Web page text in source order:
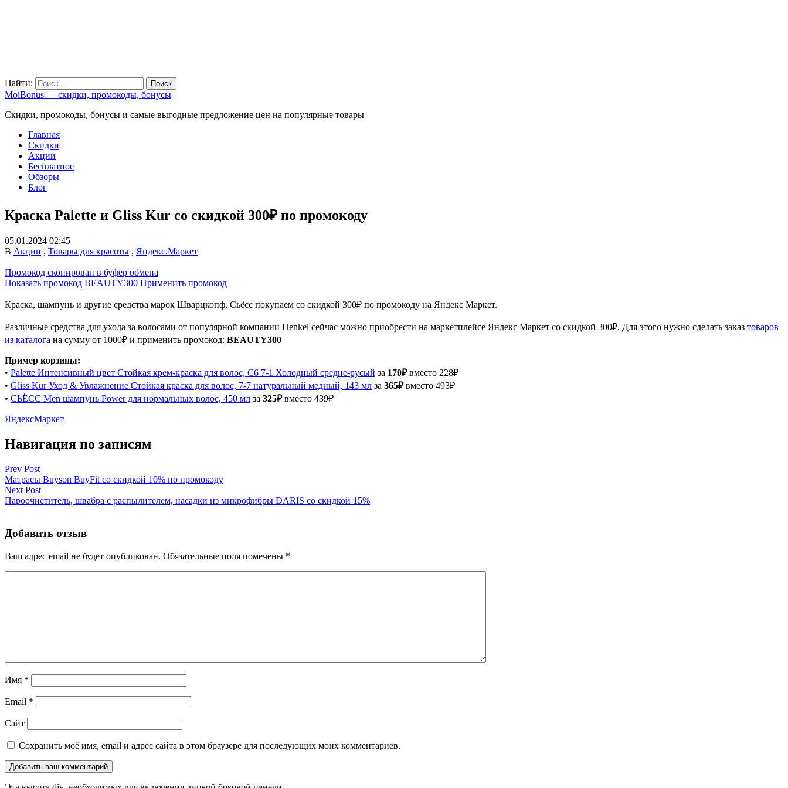
Найти:
MoiBonus — скидки, промокоды, бонусы
Скидки, промокоды, бонусы и самые выгодные предложение цен на популярные товары
Главная
Скидки
Акции
Бесплатное
Обзоры
Блог
Краска Palette и Gliss Kur со скидкой 300₽ по промокоду
05.01.2024 02:45
В Акции , Товары для красоты , Яндекс.Маркет
Промокод скопирован в буфер обмена
Показать промокод BEAUTY300 Применить промокод
Краска, шампунь и другие средства марок Шварцкопф, Сьёсс покупаем со скидкой 300₽ по промокоду на Яндекс Маркет.
Различные средства для ухода за волосами от популярной компании Henkel сейчас можно приобрести на маркетплейсе Яндекс Маркет со скидкой 300₽. Для этого нужно сделать заказ товаров
из каталога на сумму от 1000₽ и применить промокод: BEAUTY300
Пример корзины:
• Palette Интенсивный цвет Стойкая крем-краска для волос, C6 7-1 Холодный средне-русый за 170₽вместо 228₽
• Gliss Kur Уход & Увлажнение Стойкая краска для волос, 7-7 натуральный медный, 143 мл за 365₽вместо 493₽
• СЬЁСС Men шампунь Power для нормальных волос, 450 мл за 325₽вместо 439₽
ЯндексМаркет
Навигация по записям
Prev Post
Матрасы Buyson BuyFit со скидкой 10% по промокоду
Next Post
Пароочиститель, швабра с распылителем, насадки из микрофибры DARIS со скидкой 15%
Добавить отзыв
Ваш адрес email не будет опубликован. Обязательные поля помечены *
Имя *
Email *
Сайт
Сохранить моё имя, email и адрес сайта в этом браузере для последующих моих комментариев.